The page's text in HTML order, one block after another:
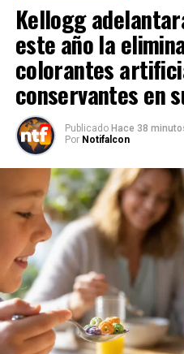
Kellogg
este año la
colorantes
conservantes en
Publicado Hace 38
Por Notifalcon